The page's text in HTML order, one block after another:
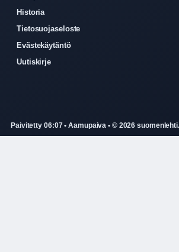
Historia
Tietosuojaseloste
Evästekäytäntö
Uutiskirje
Paivitetty 06:07 • Aamupaiva • © 2026